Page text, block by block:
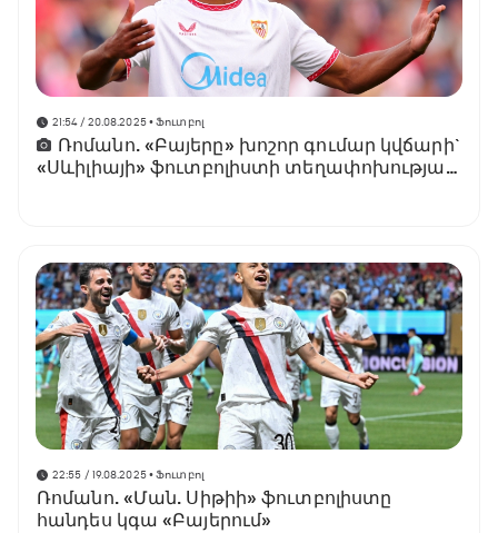
21:54 / 20.08.2025• Ֆուտբոլ
Ռոմանո. «Բայերը» խոշոր գումար կվճարի`
«Սևիլիայի» ֆուտբոլիստի տեղափոխության
22:55 / 19.08.2025• Ֆուտբոլ
Ռոմանո. «Ման. Սիթիի» ֆուտբոլիստը
հանդես կգա «Բայերում»